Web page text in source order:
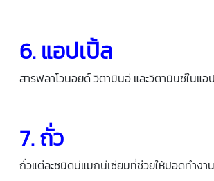
6. แอปเปิ้ล
สารฟลาโวนอยด์ วิตามินอี และวิตามินซีในแ
7. ถั่ว
ถั่วแต่ละชนิดมีแมกนีเซียมที่ช่วยให้ปอดทำงา